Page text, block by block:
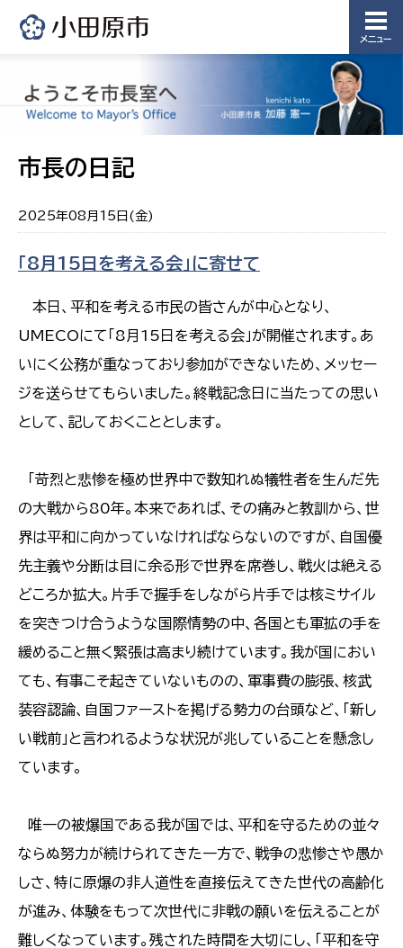
メニュー
市長の日記
2025年08月15日(金)
「8月15日を考える会」に寄せて
本日、平和を考える市民の皆さんが中心となり、
UMECOにて「8月15日を考える会」が開催されます。あ
いにく公務が重なっており参加ができないため、メッセー
ジを送らせてもらいました。終戦記念日に当たっての思い
として、記しておくこととします。
「苛烈と悲惨を極め世界中で数知れぬ犠牲者を生んだ先
の大戦から80年。本来であれば、その痛みと教訓から、世
界は平和に向かっていなければならないのですが、自国優
先主義や分断は目に余る形で世界を席巻し、戦火は絶える
どころか拡大。片手で握手をしながら片手では核ミサイル
を突きつけ合うような国際情勢の中、各国とも軍拡の手を
緩めること無く緊張は高まり続けています。我が国におい
ても、有事こそ起きていないものの、軍事費の膨張、核武
装容認論、自国ファーストを掲げる勢力の台頭など、「新し
い戦前」と言われるような状況が兆していることを懸念し
ています。
唯一の被爆国である我が国では、平和を守るための並々
ならぬ努力が続けられてきた一方で、戦争の悲惨さや愚か
しさ、特に原爆の非人道性を直接伝えてきた世代の高齢化
が進み、体験をもって次世代に非戦の願いを伝えることが
難しくなっています。残された時間を大切にし、「平和を守